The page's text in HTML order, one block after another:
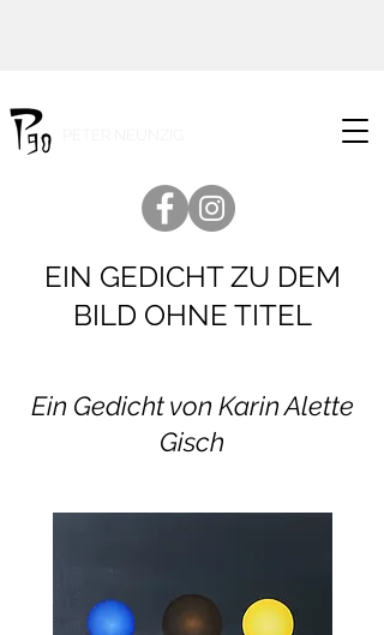
EIN GEDICHT ZU DEM
BILD OHNE TITEL
Ein Gedicht von Karin Alette
Gisch